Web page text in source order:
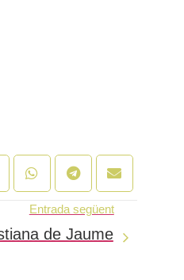
Entrada següent
de Jaume